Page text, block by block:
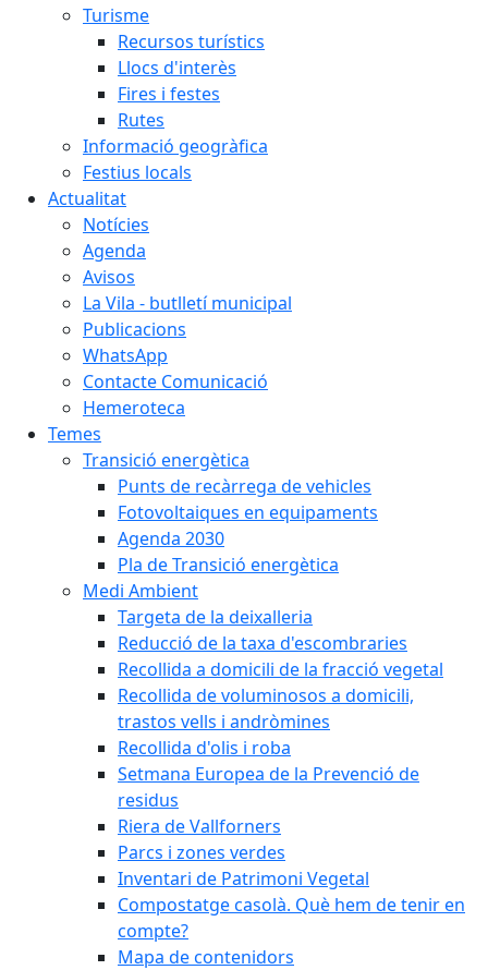
Turisme
Recursos turístics
Llocs d'interès
Fires i festes
Rutes
Informació geogràfica
Festius locals
Actualitat
Notícies
Agenda
Avisos
La Vila - butlletí municipal
Publicacions
WhatsApp
Contacte Comunicació
Hemeroteca
Temes
Transició energètica
Punts de recàrrega de vehicles
Fotovoltaiques en equipaments
Agenda 2030
Pla de Transició energètica
Medi Ambient
Targeta de la deixalleria
Reducció de la taxa d'escombraries
Recollida a domicili de la fracció vegetal
Recollida de voluminosos a domicili,
trastos vells i andròmines
Recollida d'olis i roba
Setmana Europea de la Prevenció de
residus
Riera de Vallforners
Parcs i zones verdes
Inventari de Patrimoni Vegetal
Compostatge casolà. Què hem de tenir en
compte?
Mapa de contenidors